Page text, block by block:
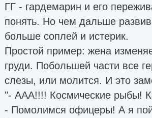
ГГ - гардемарин и его
понять. Но чем дальше
больше соплей и истерик.
Простой пример: жена
груди. Побольшей части все
слезы, или молится. И это
"- ААА!!!! Космические рыбы!
- Помолимся офицеры! А я